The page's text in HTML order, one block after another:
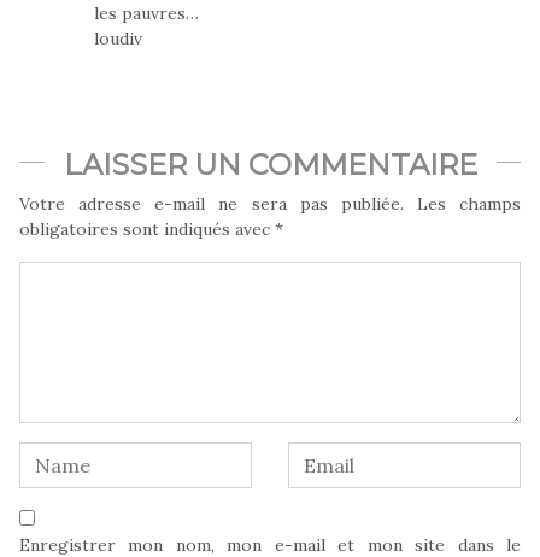
les pauvres…
loudiv
LAISSER UN COMMENTAIRE
Votre adresse e-mail ne sera pas publiée.
Les champs
obligatoires sont indiqués avec *
Enregistrer mon nom, mon e-mail et mon site dans le